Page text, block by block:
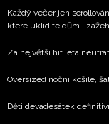
Každý večer jen
které uklidíte dům i
Za největší hit léta
Oversized noční košile,
Děti devadesátek